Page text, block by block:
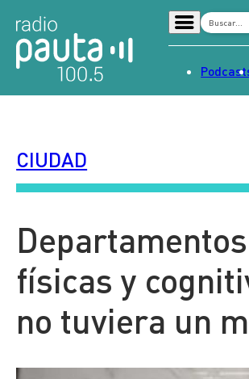
Señal 2
Contenido
CIUDAD
físicas y
no tuviera un